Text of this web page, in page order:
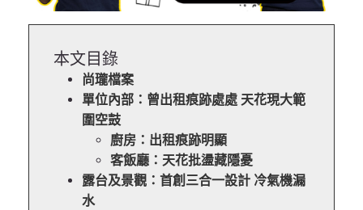
本文目錄
尚瓏檔案
單位內部：曾出租痕跡處處 天花現大範
圍空鼓
廚房：出租痕跡明顯
客飯廳：天花批盪藏隱憂
露台及景觀：首創三合一設計 冷氣機漏
水